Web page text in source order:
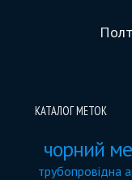
КАТАЛОГ МЕТОК
чорний
трубопровідна